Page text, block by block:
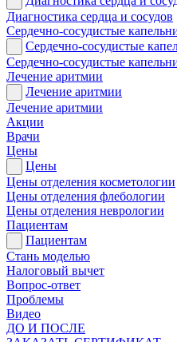
Диагностика сердца и сосудов
Сердечно-сосудистые
Сердечно-сосудистые
Сердечно-сосудистые
Лечение аритмии
Лечение аритмии
Лечение аритмии
Акции
Врачи
Цены
Цены
Цены отделения косметологии
Цены отделения флебологии
Цены отделения неврологии
Пациентам
Пациентам
Стань моделью
Налоговый вычет
Вопрос-ответ
Проблемы
Видео
ДО И ПОСЛЕ